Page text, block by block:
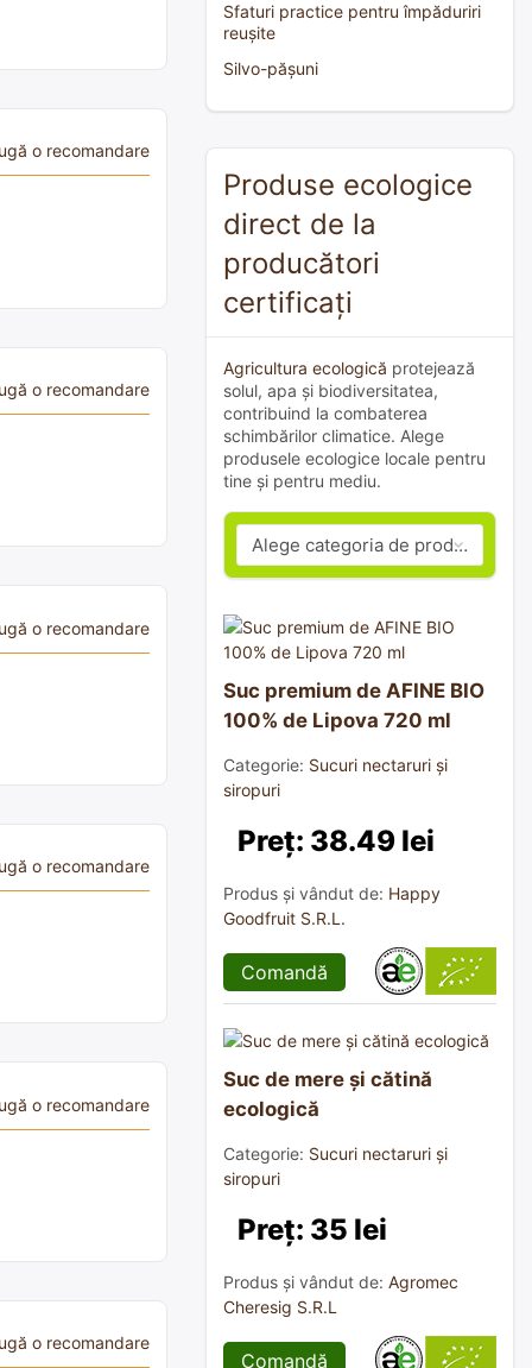
o recomandare
o recomandare
o recomandare
o recomandare
o recomandare
o recomandare
Sfaturi practice pentru împăduriri
reușite
Silvo-pășuni
Produse ecologice
direct de la
producători
certificați
Agricultura ecologică protejează
solul, apa și biodiversitatea,
contribuind la combaterea
schimbărilor climatice. Alege
produsele ecologice locale pentru
tine și pentru mediu.
Suc premium de AFINE BIO
100% de Lipova 720 ml
Categorie: Sucuri nectaruri și
siropuri
Preț: 38.49 lei
Produs și vândut de: Happy
Goodfruit S.R.L.
Comandă
Suc de mere și cătină
ecologică
Categorie: Sucuri nectaruri și
siropuri
Preț: 35 lei
Produs și vândut de: Agromec
Cheresig S.R.L
Comandă